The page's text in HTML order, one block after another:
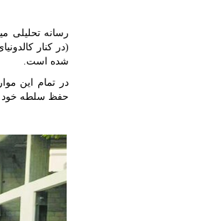
رسانه تحلیلی
(در کنار
شده است.
در تمام این
حفظ سلطه خود